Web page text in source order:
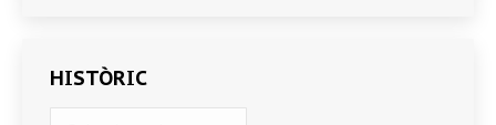
HISTÒRIC